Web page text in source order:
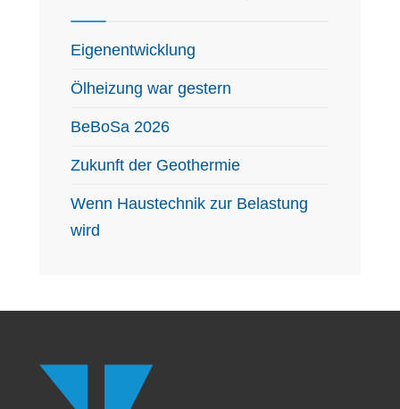
Eigenentwicklung
Ölheizung war gestern
BeBoSa 2026
Zukunft der Geothermie
Wenn Haustechnik zur Belastung
wird